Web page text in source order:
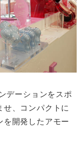
デーションをスポ
、コンパクトに
開発したアモー